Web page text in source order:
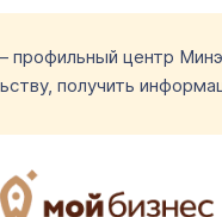
профильный центр
получить